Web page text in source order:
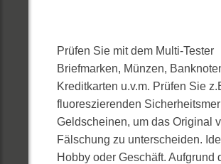
Prüfen Sie mit dem Multi-Tester
Briefmarken, Münzen,
Kreditkarten u.v.m. Prüfen Sie
fluoreszierenden
Geldscheinen, um das Original
Fälschung zu unterscheiden.
Hobby oder Geschäft. Aufgrund